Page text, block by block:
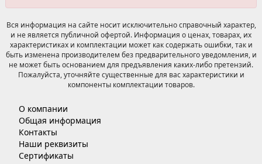
Вся информация на сайте носит исключительно справочный характер,
и не является публичной офертой. Информация о ценах, товарах, их
характеристиках и комплектации может как содержать ошибки, так и
быть изменена производителем без предварительного уведомления, и
не может быть основанием для предъявления каких-либо претензий.
Пожалуйста, уточняйте существенные для вас характеристики и
компоненты комплектации товаров.
О компании
Общая информация
Контакты
Наши реквизиты
Сертификаты